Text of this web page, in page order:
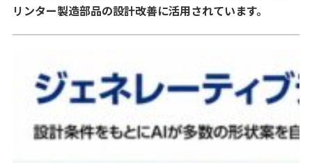
リンター製造部品の設計改善に活用されています。